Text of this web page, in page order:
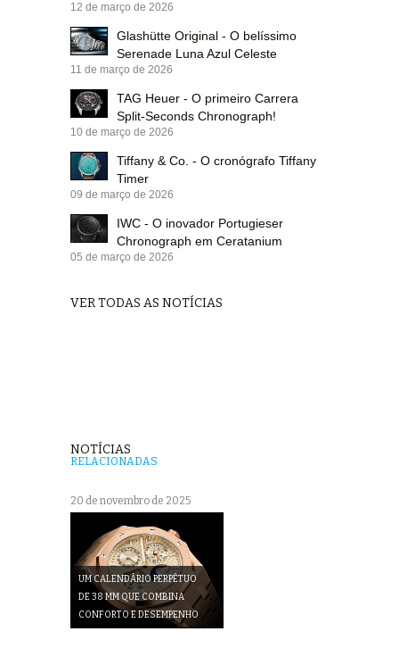
12 de março de 2026
Glashütte Original - O belíssimo
Serenade Luna Azul Celeste
11 de março de 2026
TAG Heuer - O primeiro Carrera
Split-Seconds Chronograph!
10 de março de 2026
Tiffany & Co. - O cronógrafo Tiffany
Timer
09 de março de 2026
IWC - O inovador Portugieser
Chronograph em Ceratanium
05 de março de 2026
VER TODAS AS NOTÍCIAS
NOTÍCIAS
RELACIONADAS
20 de novembro de 2025
UM CALENDÁRIO PERPÉTUO
DE 38 MM QUE COMBINA
CONFORTO E DESEMPENHO